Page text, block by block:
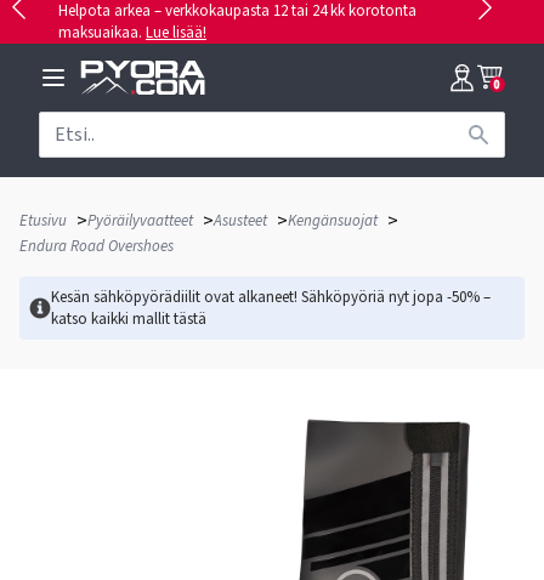
Helpota arkea – verkkokaupasta 12 tai 24 kk korotonta
maksuaikaa. Lue lisää!
0
Etusivu >Pyöräilyvaatteet >Asusteet >Kengänsuojat >
Endura Road Overshoes
Kesän sähköpyörädiilit ovat alkaneet! Sähköpyöriä nyt jopa -50% –
katso kaikki mallittästä